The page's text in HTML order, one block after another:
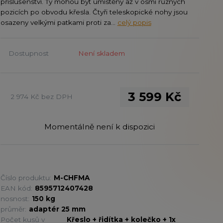
pozicích po obvodu křesla. Čtyři teleskopické nohy jsou
osazeny velkými patkami proti za... celý popis
Dostupnost Není skladem
3 599 Kč
2 974 Kč bez DPH
Momentálně není k dispozici
Číslo produktu: M-CHFMA
EAN kód: 8595712407428
nosnost: 150 kg
průměr: adaptér 25 mm
Počet kusů v
Křeslo + řidítka + kolečko + 1x